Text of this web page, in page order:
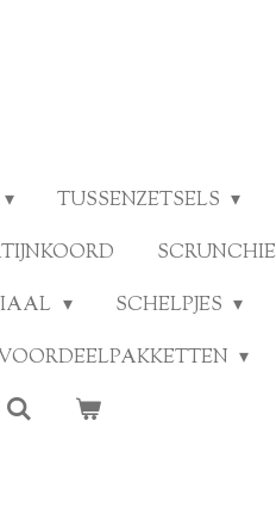
TUSSENZETSELS
SCRUNCHIE
SCHELPJES